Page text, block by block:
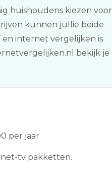
huishoudens kiezen voor
kunnen jullie beide
internet vergelijken is
bekijk je
per jaar
tv pakketten.